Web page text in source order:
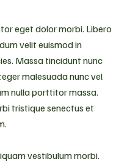
eget dolor morbi. Libero
velit euismod in
Massa tincidunt nunc
malesuada nunc vel
nulla porttitor massa.
tristique senectus et
vestibulum morbi.